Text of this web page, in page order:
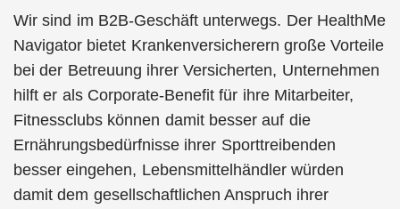
Wir sind im B2B-Geschäft unterwegs. Der HealthMe
Navigator bietet Krankenversicherern große Vorteile
bei der Betreuung ihrer Versicherten, Unternehmen
hilft er als Corporate-Benefit für ihre Mitarbeiter,
Fitnessclubs können damit besser auf die
Ernährungsbedürfnisse ihrer Sporttreibenden
besser eingehen, Lebensmittelhändler würden
damit dem gesellschaftlichen Anspruch ihrer